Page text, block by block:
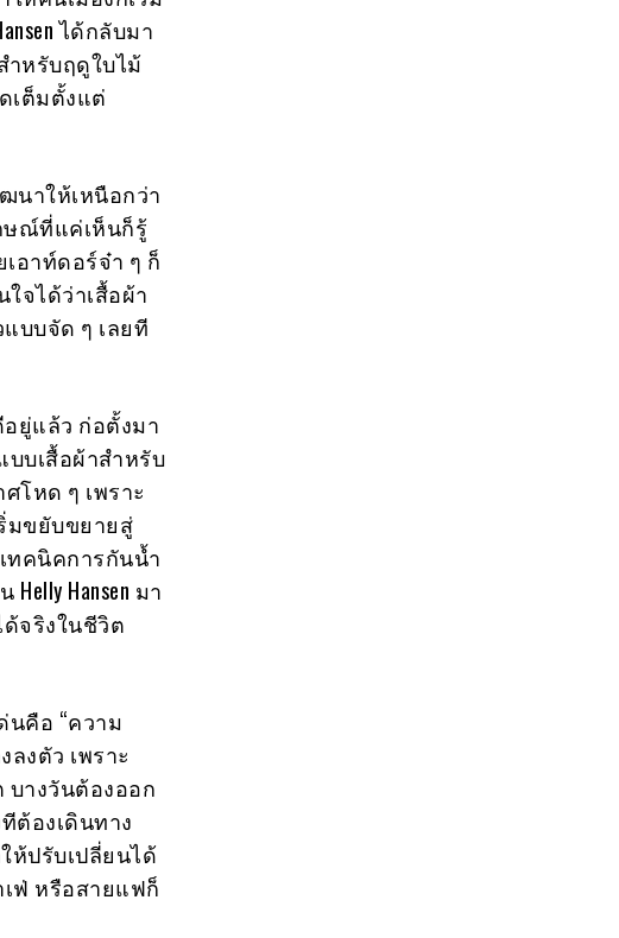
ได้กลับมา
ำหรับฤดูใบไม้
เต็มตั้งแต่
นาให้เหนือกว่า
ษณ์ที่แค่เห็นก็รู้
อาท์ดอร์จ๋า ๆ ก็
จได้ว่าเสื้อผ้า
บบจัด ๆ เลยที
อยู่แล้ว ก่อตั้งมา
บบเสื้อผ้าสำหรับ
โหด ๆ เพราะ
มขยับขยายสู่
ทคนิคการกันน้ำ
Hansen มา
จริงในชีวิต
นคือ “ความ
งตัว เพราะ
บางวันต้องออก
ต้องเดินทาง
ห้ปรับเปลี่ยนได้
ฟ่ หรือสายแฟก็